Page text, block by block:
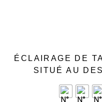
ÉCLAIRAGE DE
SITUÉ AU